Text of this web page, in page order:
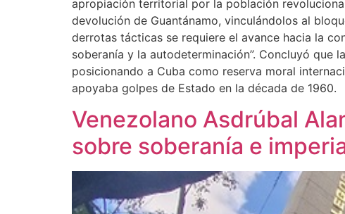
apropiación territorial por la población
devolución de Guantánamo, vinculándolos al
derrotas tácticas se requiere el avance hacia la
soberanía y la autodeterminación”. Concluyó
posicionando a Cuba como reserva moral
apoyaba golpes de Estado en la década de 1960.
Venezolano Asdrúbal
sobre soberanía e